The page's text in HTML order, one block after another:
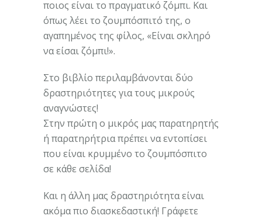
ποιος είναι το πραγματικό ζόμπι. Και
όπως λέει το ζουμπόσπιτό της, ο
αγαπημένος της φίλος, «Είναι σκληρό
να είσαι ζόμπι!».
Στο βιβλίο περιλαμβάνονται δύο
δραστηριότητες για τους μικρούς
αναγνώστες!
Στην πρώτη ο μικρός μας παρατηρητής
ή παρατηρήτρια πρέπει να εντοπίσει
που είναι κρυμμένο το ζουμπόσπιτο
σε κάθε σελίδα!
Και η άλλη μας δραστηριότητα είναι
ακόμα πιο διασκεδαστική! Γράφετε